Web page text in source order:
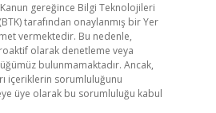
Kanun gereğince Bilgi Teknolojileri
tarafından onaylanmış bir Yer
vermektedir. Bu nedenle,
olarak denetleme veya
bulunmamaktadır. Ancak,
içeriklerin sorumluluğunu
üye olarak bu sorumluluğu kabul